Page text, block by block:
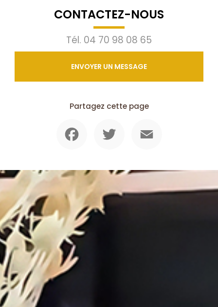
CONTACTEZ-NOUS
Tél. 04 70 98 08 65
ENVOYER UN MESSAGE
Partagez cette page